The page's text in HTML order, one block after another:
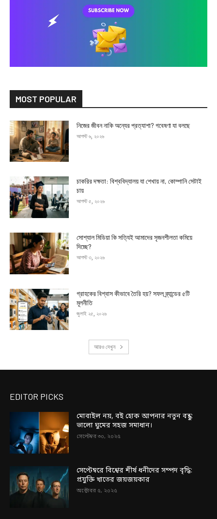
MOST POPULAR
নিজের জীবন নাকি অন্যের প্রত্যাশা? গবেষণা যা বলছে
আগস্ট ৬, ২০২৬
চাকরির দক্ষতা: বিশ্ববিদ্যালয় যা শেখায় না, কোম্পানি সেটাই
চায়
আগস্ট ৫, ২০২৬
সোশ্যাল মিডিয়া কি সত্যিই আমাদের সৃজনশীলতা কমিয়ে
দিচ্ছে?
আগস্ট ৩, ২০২৬
গ্রাহকের বিশ্বাস কীভাবে তৈরি হয়? সফল ব্র্যান্ডের ৫টি
মূলনীতি
জুলাই ২৫, ২০২৬
আরও দেখুন
EDITOR PICKS
মোবাইল নয়, বই হোক আপনার নতুন বন্ধু:
ভালো ঘুমের সহজ সমাধান।
সেপ্টেম্বর ৩০, ২০২৫
সেপ্টেম্বরে বিশ্বের শীর্ষ ধনীদের সম্পদ বৃদ্ধি:
প্রযুক্তি খাতের জয়জয়কার
অক্টোবর ৫, ২০২৫